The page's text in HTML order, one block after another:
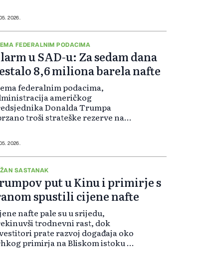
2026.
FEDERALNIM PODACIMA
u SAD-u: Za sedam dana
8,6 miliona barela nafte
federalnim podacima,
američkog
Donalda Trumpa
troši strateške rezerve nafte
2026.
SASTANAK
put u Kinu i primirje s
spustili cijene nafte
nafte pale su u srijedu,
trodnevni rast, dok
prate razvoj događaja oko
primirja na Bliskom istoku i